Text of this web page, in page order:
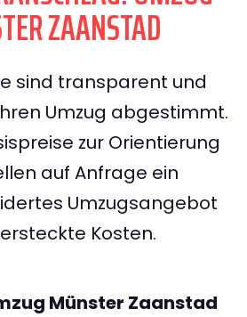
ZAANSTAD
sind transparent und
Umzug abgestimmt.
zur Orientierung
auf Anfrage ein
Umzugsangebot
Kosten.
Münster Zaanstad